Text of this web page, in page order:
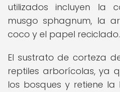
utilizados incluyen la
musgo sphagnum, la
coco y el papel reciclado.
El sustrato de corteza
reptiles arborícolas, ya
los bosques y retiene la